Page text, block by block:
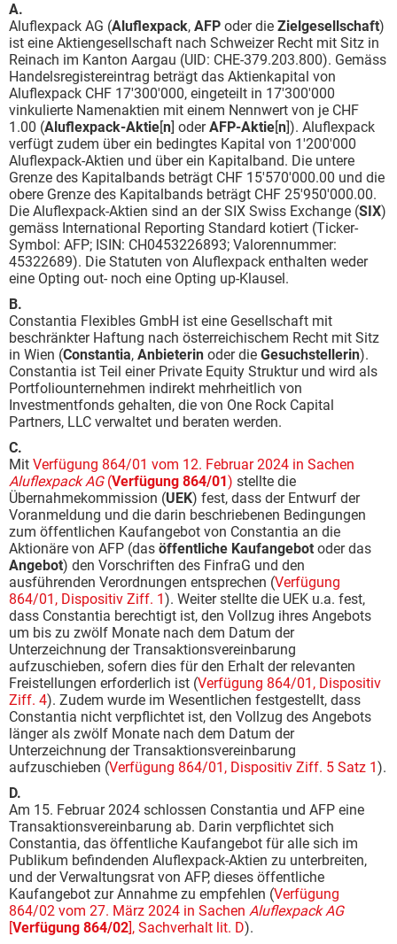
A.
Aluflexpack AG (Aluflexpack, AFP oder die Zielgesellschaft)
ist eine Aktiengesellschaft nach Schweizer Recht mit Sitz in
Reinach im Kanton Aargau (UID: CHE-379.203.800). Gemäss
Handelsregistereintrag beträgt das Aktienkapital von
Aluflexpack CHF 17'300'000, eingeteilt in 17'300'000
vinkulierte Namenaktien mit einem Nennwert von je CHF
1.00 (Aluflexpack-Aktie[n] oderAFP-Aktie[n]). Aluflexpack
verfügt zudem über ein bedingtes Kapital von 1'200'000
Aluflexpack-Aktien und über ein Kapitalband. Die untere
Grenze des Kapitalbands beträgt CHF 15'570'000.00 und die
obere Grenze des Kapitalbands beträgt CHF 25'950'000.00.
Die Aluflexpack-Aktien sind an der SIX Swiss Exchange (SIX)
gemäss International Reporting Standard kotiert (Ticker-
Symbol: AFP; ISIN: CH0453226893; Valorennummer:
45322689). Die Statuten von Aluflexpack enthalten weder
eine Opting out- noch eine Opting up-Klausel.
B.
Constantia Flexibles GmbH ist eine Gesellschaft mit
beschränkter Haftung nach österreichischem Recht mit Sitz
in Wien (Constantia, Anbieterin oder die Gesuchstellerin).
Constantia ist Teil einer Private Equity Struktur und wird als
Portfoliounternehmen indirekt mehrheitlich von
Investmentfonds gehalten, die von One Rock Capital
Partners, LLC verwaltet und beraten werden.
C.
Mit Verfügung 864/01 vom 12. Februar 2024 in Sachen
Aluflexpack AG(Verfügung 864/01) stellte die
Übernahmekommission (UEK) fest, dass der Entwurf der
Voranmeldung und die darin beschriebenen Bedingungen
zum öffentlichen Kaufangebot von Constantia an die
Aktionäre von AFP (das öffentliche Kaufangebot oder das
Angebot) den Vorschriften des FinfraG und den
ausführenden Verordnungen entsprechen (Verfügung
864/01, Dispositiv Ziff. 1). Weiter stellte die UEK u.a. fest,
dass Constantia berechtigt ist, den Vollzug ihres Angebots
um bis zu zwölf Monate nach dem Datum der
Unterzeichnung der Transaktionsvereinbarung
aufzuschieben, sofern dies für den Erhalt der relevanten
Freistellungen erforderlich ist (Verfügung 864/01, Dispositiv
Ziff. 4). Zudem wurde im Wesentlichen festgestellt, dass
Constantia nicht verpflichtet ist, den Vollzug des Angebots
länger als zwölf Monate nach dem Datum der
Unterzeichnung der Transaktionsvereinbarung
aufzuschieben (Verfügung 864/01, Dispositiv Ziff. 5 Satz 1).
D.
Am 15. Februar 2024 schlossen Constantia und AFP eine
Transaktionsvereinbarung ab. Darin verpflichtet sich
Constantia, das öffentliche Kaufangebot für alle sich im
Publikum befindenden Aluflexpack-Aktien zu unterbreiten,
und der Verwaltungsrat von AFP, dieses öffentliche
Kaufangebot zur Annahme zu empfehlen (Verfügung
864/02 vom 27. März 2024 in Sachen Aluflexpack AG
[Verfügung 864/02], Sachverhalt lit. D).